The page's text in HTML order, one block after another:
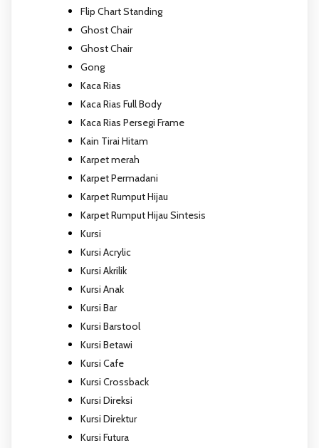
Flip Chart Standing
Ghost Chair
Ghost Chair
Gong
Kaca Rias
Kaca Rias Full Body
Kaca Rias Persegi Frame
Kain Tirai Hitam
Karpet merah
Karpet Permadani
Karpet Rumput Hijau
Karpet Rumput Hijau Sintesis
Kursi
Kursi Acrylic
Kursi Akrilik
Kursi Anak
Kursi Bar
Kursi Barstool
Kursi Betawi
Kursi Cafe
Kursi Crossback
Kursi Direksi
Kursi Direktur
Kursi Futura